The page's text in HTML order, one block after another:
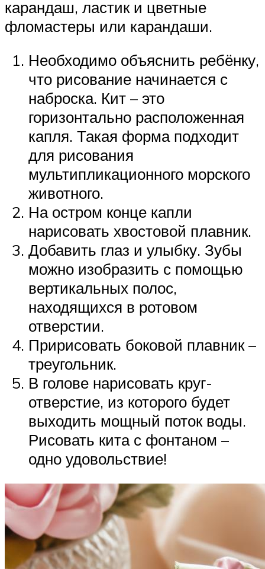
карандаш, ластик и цветные
фломастеры или карандаши.
Необходимо объяснить ребёнку,
что рисование начинается с
наброска. Кит – это
горизонтально расположенная
капля. Такая форма подходит
для рисования
мультипликационного морского
животного.
На остром конце капли
нарисовать хвостовой плавник.
Добавить глаз и улыбку. Зубы
можно изобразить с помощью
вертикальных полос,
находящихся в ротовом
отверстии.
Пририсовать боковой плавник –
треугольник.
В голове нарисовать круг-
отверстие, из которого будет
выходить мощный поток воды.
Рисовать кита с фонтаном –
одно удовольствие!